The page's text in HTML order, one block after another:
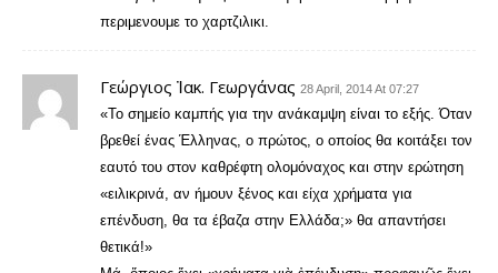
περιμενουμε το χαρτζιλικι.
Γεώργιος Ἰακ. Γεωργάνας 28 April, 2014 At 07:27
«Το σημείο καμπής για την ανάκαμψη είναι το εξής. Όταν
βρεθεί ένας Έλληνας, ο πρώτος, ο οποίος θα κοιτάξει τον
εαυτό του στον καθρέφτη ολομόναχος και στην ερώτηση
«ειλικρινά, αν ήμουν ξένος και είχα χρήματα για
επένδυση, θα τα έβαζα στην Ελλάδα;» θα απαντήσει
θετικά!»